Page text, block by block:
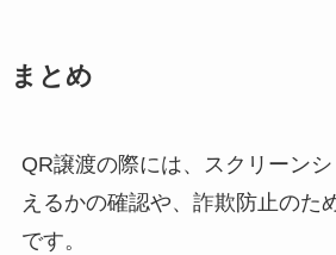
qrごとのお
まとめ
QR譲渡の際には、スクリーン
えるかの確認や、詐欺防止のた
です。